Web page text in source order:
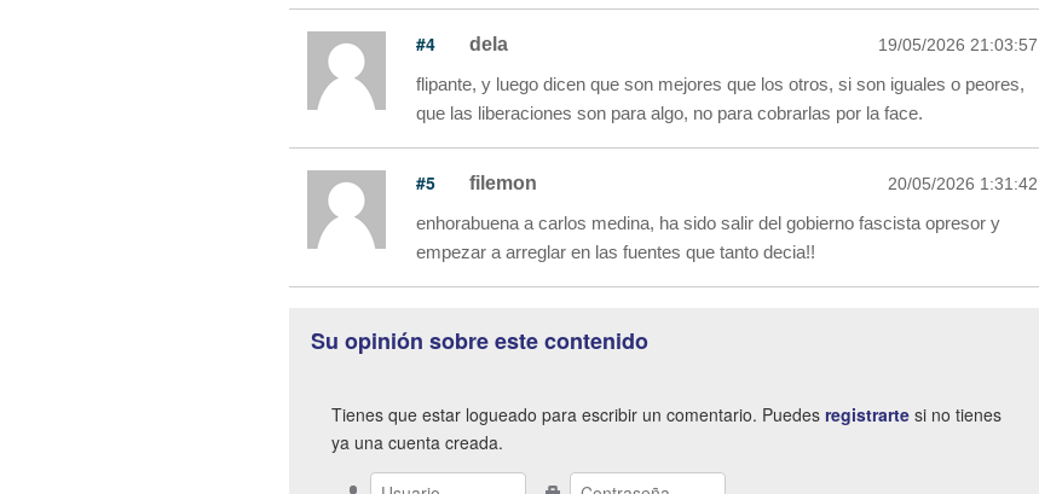
#4 dela 19/05/2026 21:03:57
flipante, y luego dicen que son mejores que los otros, si son iguales o peores,
que las liberaciones son para algo, no para cobrarlas por la face.
#5 filemon 20/05/2026 1:31:42
enhorabuena a carlos medina, ha sido salir del gobierno fascista opresor y
empezar a arreglar en las fuentes que tanto decia!!
Su opinión sobre este contenido
Tienes que estar logueado para escribir un comentario. Puedes registrarte si no tienes
ya una cuenta creada.